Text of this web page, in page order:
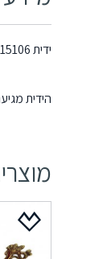
ידית 15106 – 64 מ"מ ברונזה פירנצה M09
הידית